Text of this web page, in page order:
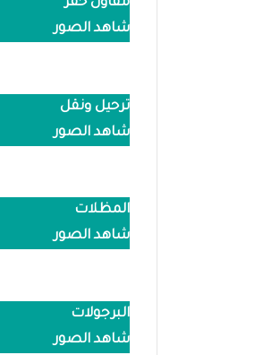
مقاول حفر
شاهد الصور
ترحيل ونقل
شاهد الصور
المظلات
شاهد الصور
البرجولات
شاهد الصور